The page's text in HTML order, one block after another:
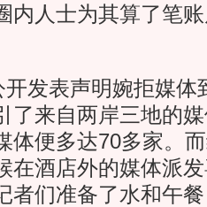
内人士为其算了笔
表声明婉拒媒体
了来自两岸三地的
体便多达70多家。
在酒店外的媒体派
者们准备了水和午